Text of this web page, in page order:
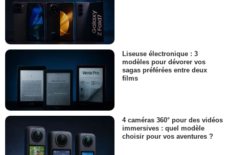
Liseuse électronique : 3
modèles pour dévorer vos
sagas préférées entre deux
films
4 caméras 360° pour des vidéos
immersives : quel modèle
choisir pour vos aventures ?